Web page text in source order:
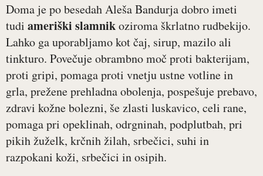
Doma je po besedah Aleša Bandurja dobro imeti
tudi ameriški slamnikoziroma škrlatno rudbekijo.
Lahko ga uporabljamo kot čaj, sirup, mazilo ali
tinkturo. Povečuje obrambno moč proti bakterijam,
proti gripi, pomaga proti vnetju ustne votline in
grla, prežene prehladna obolenja, pospešuje prebavo,
zdravi kožne bolezni, še zlasti luskavico, celi rane,
pomaga pri opeklinah, odrgninah, podplutbah, pri
pikih žuželk, krčnih žilah, srbečici, suhi in
razpokani koži, srbečici in osipih.